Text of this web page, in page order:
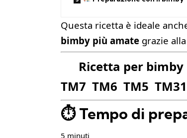
Questa ricetta è ideale
bimby più amate grazie
Ricetta per bimby
TM7 TM6 TM5
⏱ Tempo di
5 minuti